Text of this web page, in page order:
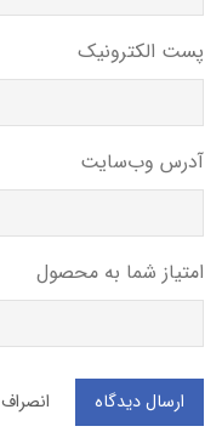
پست الکترونیک
آدرس وب‌سایت
امتیاز شما به محصول
ارسال دیدگاه انصراف